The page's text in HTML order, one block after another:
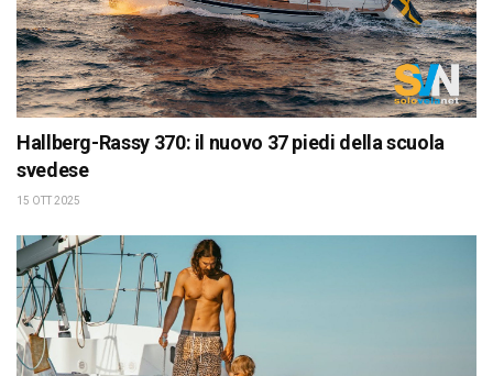
Hallberg-Rassy 370: il nuovo 37 piedi della scuola
svedese
15 OTT 2025